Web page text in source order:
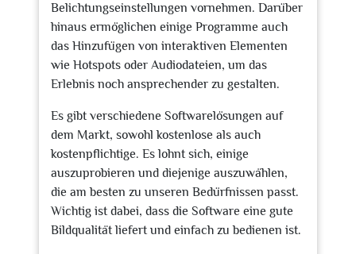
Belichtungseinstellungen vornehmen. Darüber
hinaus ermöglichen einige Programme auch
das Hinzufügen von interaktiven Elementen
wie Hotspots oder Audiodateien, um das
Erlebnis noch ansprechender zu gestalten.
Es gibt verschiedene Softwarelösungen auf
dem Markt, sowohl kostenlose als auch
kostenpflichtige. Es lohnt sich, einige
auszuprobieren und diejenige auszuwählen,
die am besten zu unseren Bedürfnissen passt.
Wichtig ist dabei, dass die Software eine gute
Bildqualität liefert und einfach zu bedienen ist.